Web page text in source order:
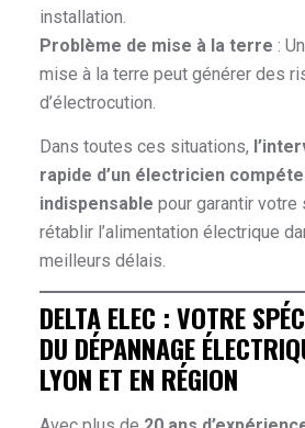
installation.
Problème de mise à la terre :
mise à la terre peut générer des
d’électrocution.
Dans toutes ces situations,
rapide d’un électricien
indispensable pour garantir votre
rétablir l’alimentation électrique
meilleurs délais.
DELTA ELEC : VOTRE
DU DÉPANNAGE
LYON ET EN RÉGION